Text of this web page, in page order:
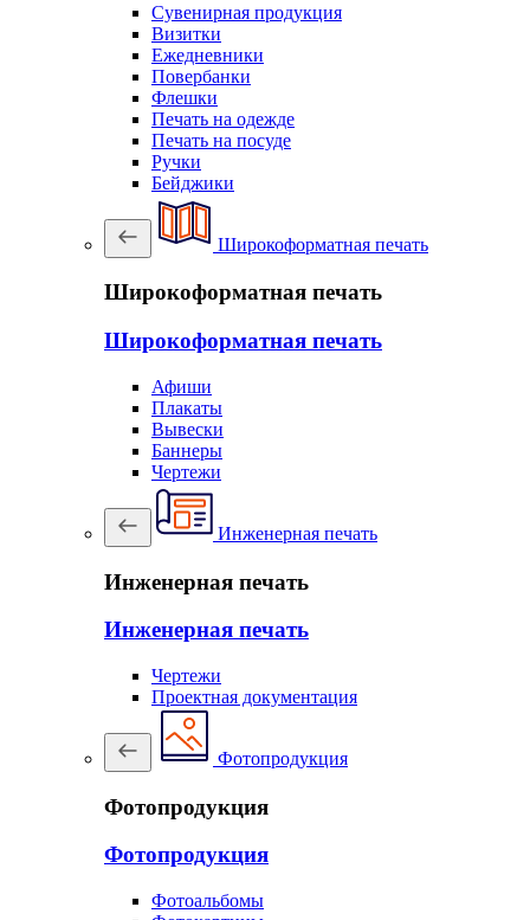
Сувенирная продукция
Визитки
Ежедневники
Повербанки
Флешки
Печать на одежде
Печать на посуде
Ручки
Бейджики
Широкоформатная печать
Широкоформатная печать
Широкоформатная печать
Афиши
Плакаты
Вывески
Баннеры
Чертежи
Инженерная печать
Инженерная печать
Инженерная печать
Чертежи
Проектная документация
Фотопродукция
Фотопродукция
Фотопродукция
Фотоальбомы